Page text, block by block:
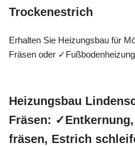
Trockenestrich
Erhalten Sie Heizungsbau für
Fräsen oder
Heizungsbau
Fräsen:
fräsen, Estrich